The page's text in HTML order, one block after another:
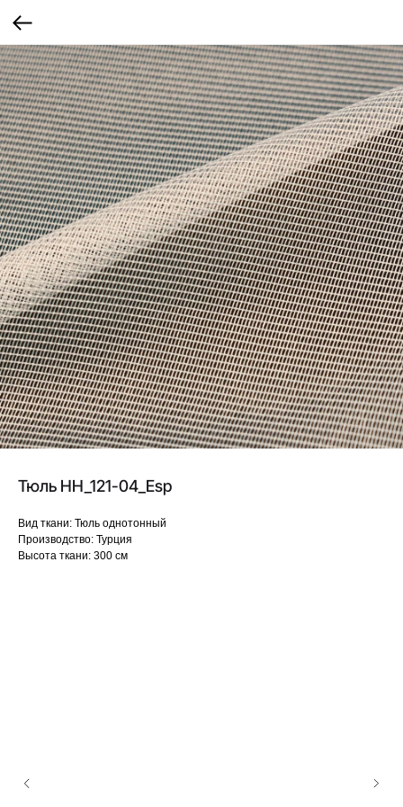
Тюль HH_121-04_Esp
Вид ткани: Тюль однотонный
Производство: Турция
Высота ткани: 300 см